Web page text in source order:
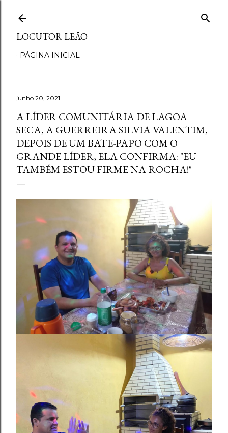
LOCUTOR LEÃO
PÁGINA INICIAL
junho 20, 2021
A LÍDER COMUNITÁRIA DE LAGOA
SECA, A GUERREIRA SILVIA VALENTIM,
DEPOIS DE UM BATE-PAPO COM O
GRANDE LÍDER, ELA CONFIRMA: "EU
TAMBÉM ESTOU FIRME NA ROCHA!"